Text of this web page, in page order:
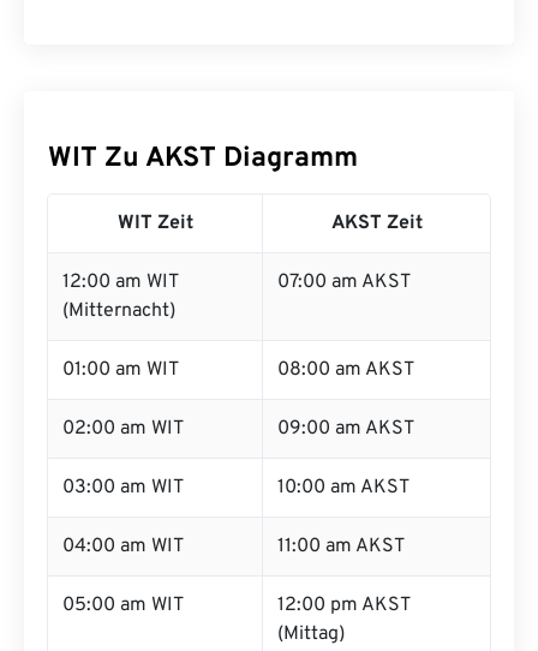
WIT Zu AKST Diagramm
WIT Zeit AKST Zeit
12:00 am WIT
(Mitternacht)
07:00 am AKST
01:00 am WIT 08:00 am AKST
02:00 am WIT 09:00 am AKST
03:00 am WIT 10:00 am AKST
04:00 am WIT 11:00 am AKST
05:00 am WIT
12:00 pm AKST
(Mittag)